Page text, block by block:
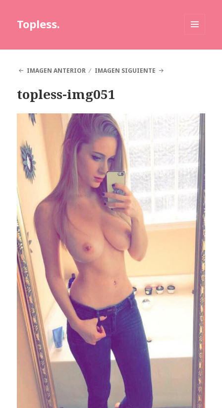
Topless.
IMAGEN ANTERIOR
IMAGEN SIGUIENTE
topless-img051